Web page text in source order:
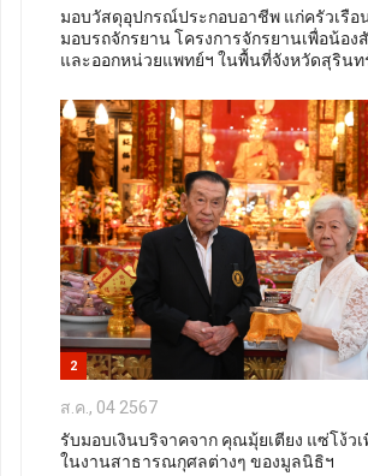
มอบวัสดุอุปกรณ์ประกอบอาชีพ แก่ครัวเรือ
มอบรถจักรยาน โครงการจักรยานเพื่อน้อง
และออกหน่วยแพทย์ฯ ในพื้นที่จังหวัดสุรินท
2
ส.ค., 04 2567
รับมอบเงินบริจาคจาก คุณมุ้ยเตียง แซ่โง้ว
ในงานสาธารณกุศลต่างๆ ของมูลนิธิฯ